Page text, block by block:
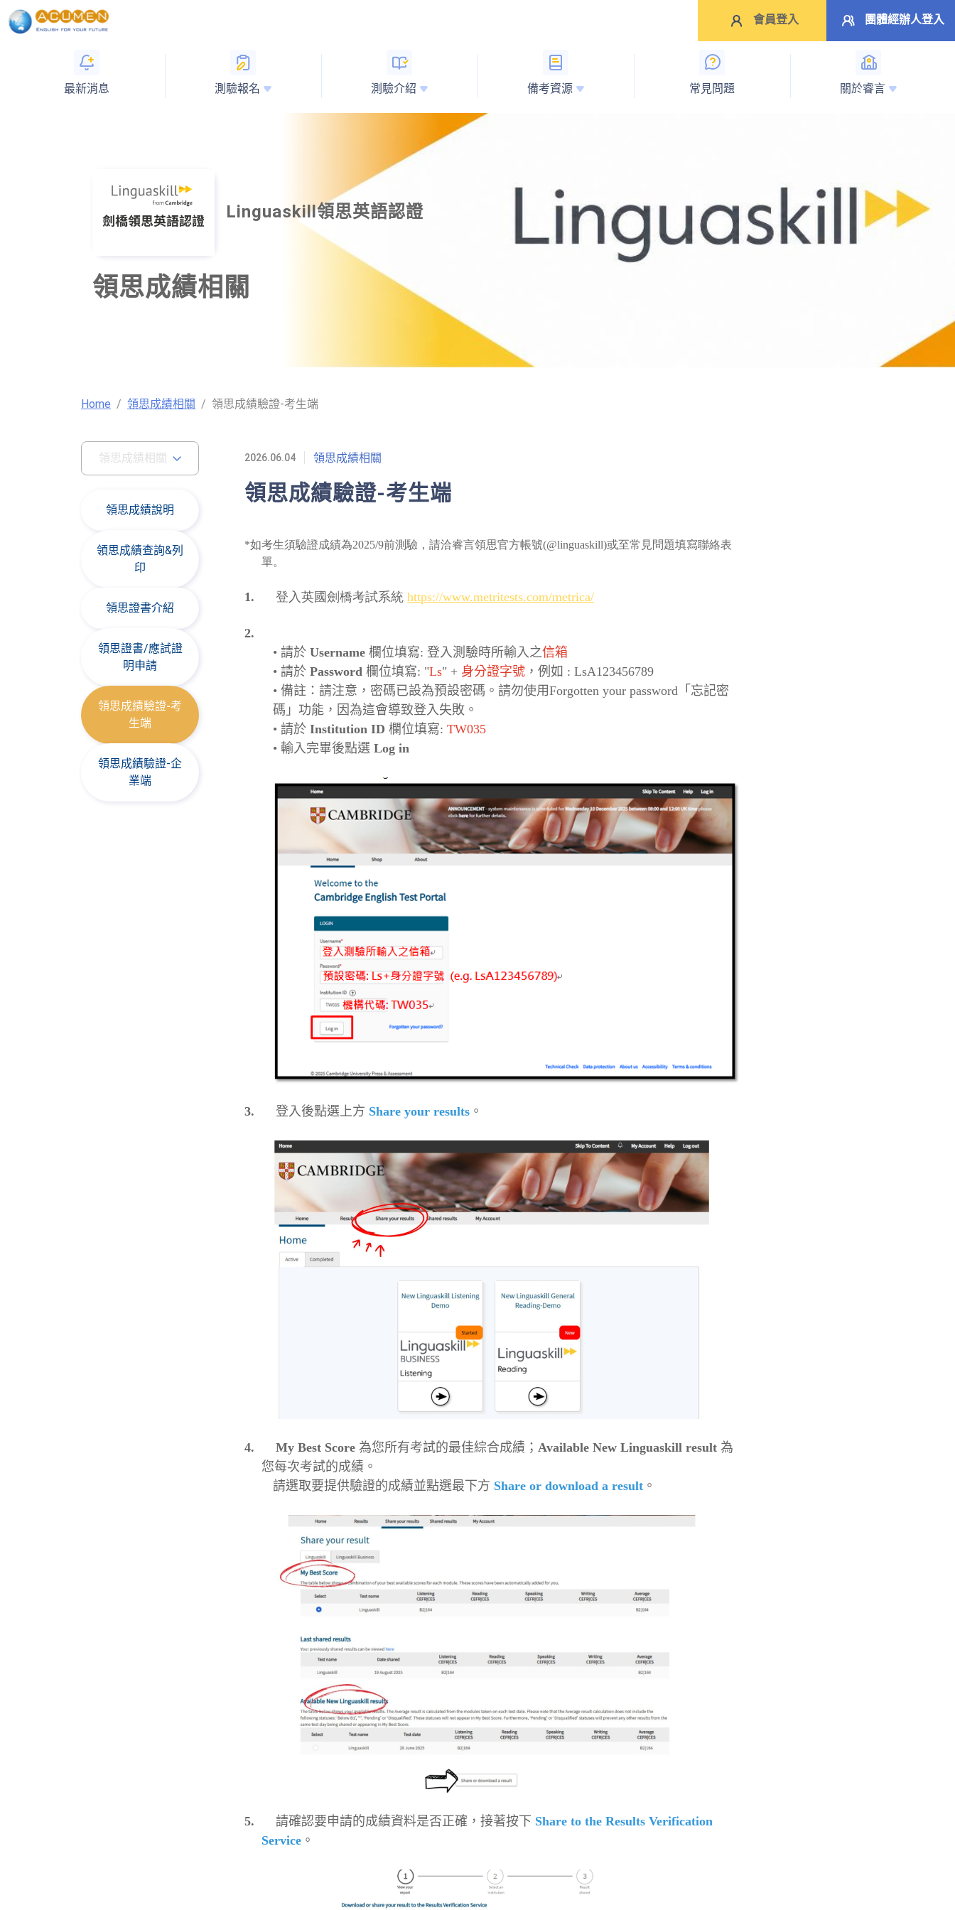
會員登入 團體經辦人登入
最新消息 測驗報名 測驗介紹 備考資源 常見問題 關於睿言
Linguaskill領思英語認證
領思成績相關
Home 領思成績相關 領思成績驗證-考生端
領思成績相關
領思成績說明
領思成績查詢&列
印
領思證書介紹
領思證書/應試證
明申請
領思成績驗證-考
生端
領思成績驗證-企
業端
2026.06.04 領思成績相關
領思成績驗證-考生端
*如考生須驗證成績為2025/9前測驗， 請洽睿言領思官方帳號(@linguaskill)或至常見問題填寫聯絡表
單。
1. 登入英國劍橋考試系統 https://www.metritests.com/metrica/
2.
• 請於 Username 欄位填寫: 登入測驗時所輸入之信箱
• 請於 Password 欄位填寫: "Ls" + 身分證字號 ，例如 : LsA123456789
• 備註：請注意，密碼已設為預設密碼。請勿使用Forgotten your password 「忘記密
碼」功能，因為這會導致登入失敗。
• 請於 Institution ID 欄位填寫: TW035
• 輸入完畢後點選 Log in
3. 登入後點選上方 Share your results 。
4. My Best Score 為您所有考試的最佳綜合成績； Available New Linguaskill result 為
您每次考試的成績。
請選取要提供驗證的成績並點選最下方 Share or download a result 。
5. 請確認要申請的成績資料是否正確，接著按下 Share to the Results Verification
Service 。